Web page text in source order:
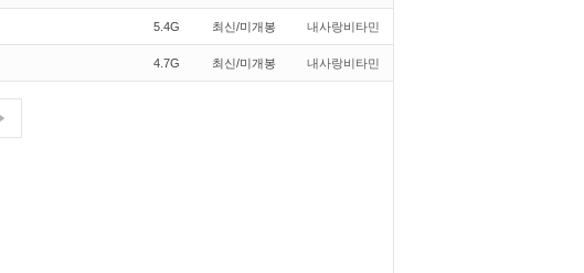
5.4G 최신/미개봉 내사랑비타민
4.7G 최신/미개봉 내사랑비타민